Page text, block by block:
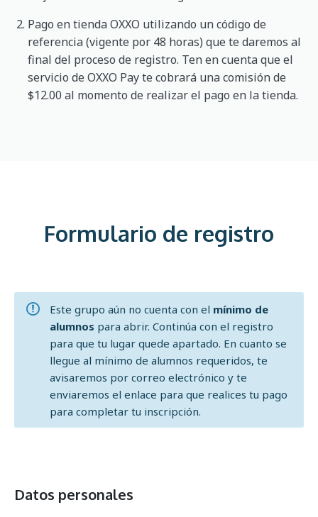
Pago en tienda OXXO utilizando un código de
referencia (vigente por 48 horas) que te daremos al
final del proceso de registro. Ten en cuenta que el
servicio de OXXO Pay te cobrará una comisión de
$12.00 al momento de realizar el pago en la tienda.
Formulario de registro
Este grupo aún no cuenta con el mínimo de
alumnos para abrir. Continúa con el registro
para que tu lugar quede apartado. En cuanto se
llegue al mínimo de alumnos requeridos, te
avisaremos por correo electrónico y te
enviaremos el enlace para que realices tu pago
para completar tu inscripción.
Datos personales